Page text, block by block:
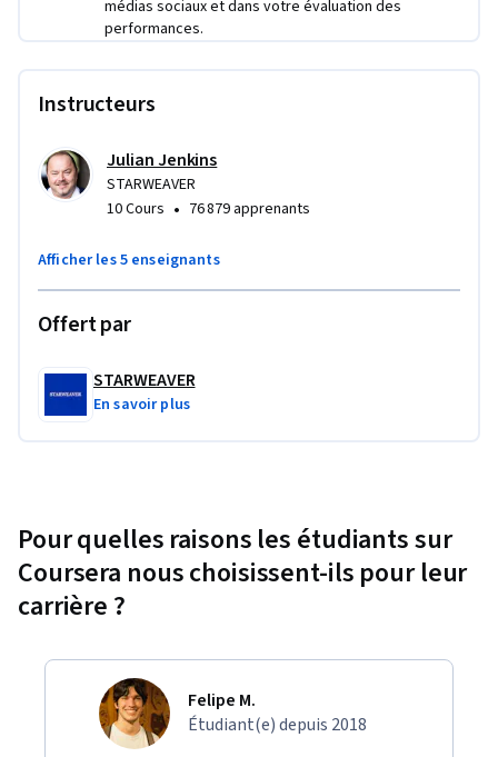
médias sociaux et dans votre évaluation des
performances.
Instructeurs
Julian Jenkins
STARWEAVER
10 Cours • 76 879 apprenants
Afficher les 5 enseignants
Offert par
STARWEAVER
En savoir plus
Pour quelles raisons les étudiants sur
Coursera nous choisissent-ils pour leur
carrière ?
Felipe M.
Étudiant(e) depuis 2018